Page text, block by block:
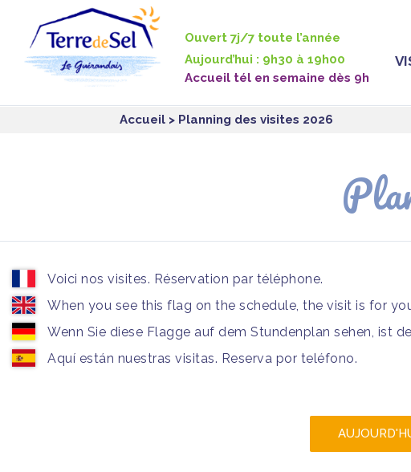
Ouvert 7j/7 toute l’année
Aujourd’hui : 9h30 à 19h00
Accueil tél en semaine dès 9h
Accueil > Planning des visites 2026
Voici nos visites. Réservation par téléphone.
When you see this flag on the schedule, the visit is for
Wenn Sie diese Flagge auf dem Stundenplan sehen, ist
Aquí están nuestras visitas. Reserva por teléfono.
Panneau de gestion des cookies